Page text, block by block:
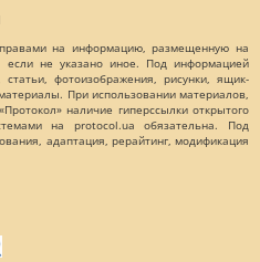
на информацию, размещенную на
если не указано иное. Под информацией
фотоизображения, рисунки, ящик-
При использовании материалов,
наличие гиперссылки открытого
на protocol.ua обязательна. Под
адаптация, рерайтинг, модификация